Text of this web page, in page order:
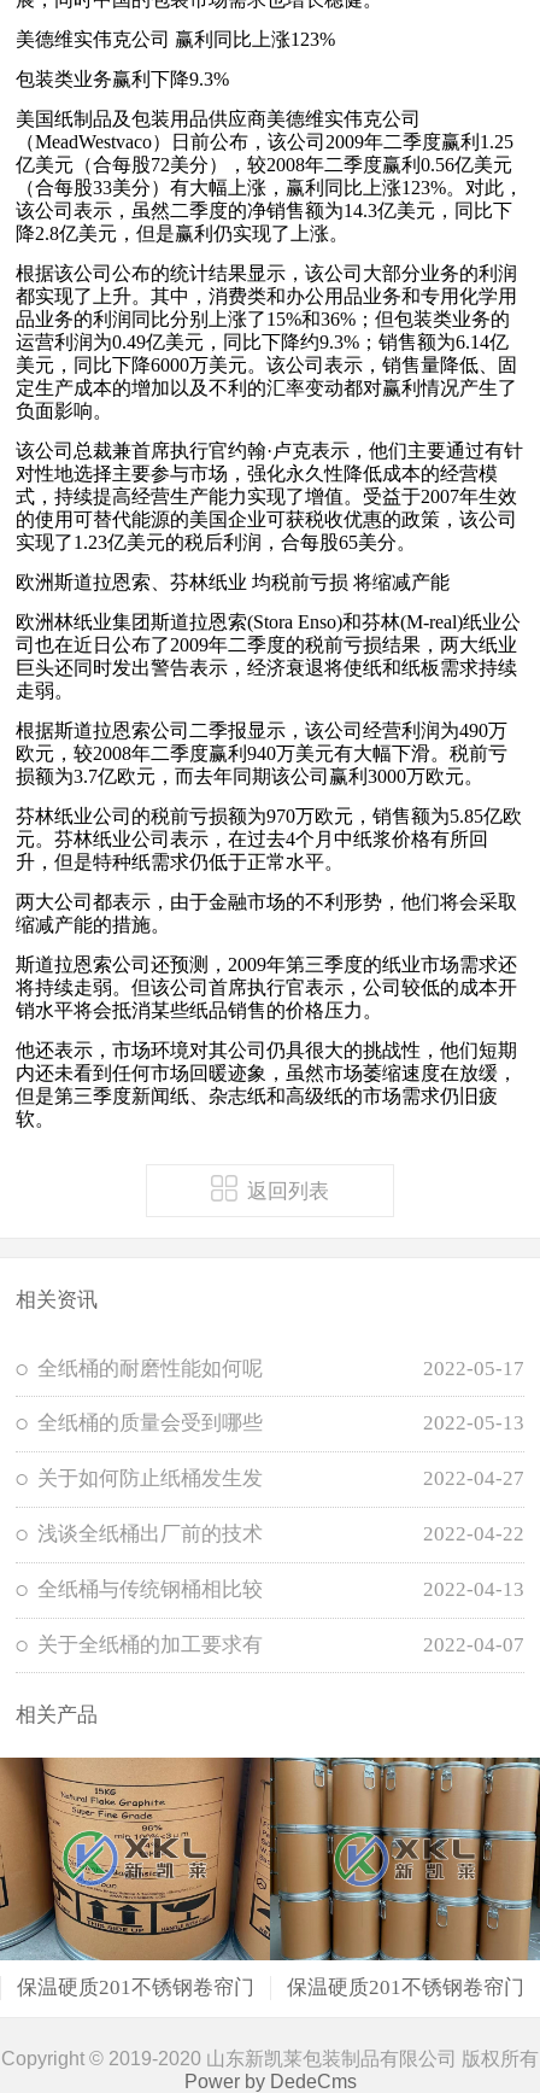
美德维实伟克公司 赢利同比上涨123%
包装类业务赢利下降9.3%
美国纸制品及包装用品供应商美德维实伟克公司
（MeadWestvaco）日前公布，该公司2009年二季度赢利1.25
亿美元（合每股72美分），较2008年二季度赢利0.56亿美元
（合每股33美分）有大幅上涨，赢利同比上涨123%。对此，
该公司表示，虽然二季度的净销售额为14.3亿美元，同比下
降2.8亿美元，但是赢利仍实现了上涨。
根据该公司公布的统计结果显示，该公司大部分业务的利润
都实现了上升。其中，消费类和办公用品业务和专用化学用
品业务的利润同比分别上涨了15%和36%；但包装类业务的
运营利润为0.49亿美元，同比下降约9.3%；销售额为6.14亿
美元，同比下降6000万美元。该公司表示，销售量降低、固
定生产成本的增加以及不利的汇率变动都对赢利情况产生了
负面影响。
该公司总裁兼首席执行官约翰·卢克表示，他们主要通过有针
对性地选择主要参与市场，强化永久性降低成本的经营模
式，持续提高经营生产能力实现了增值。受益于2007年生效
的使用可替代能源的美国企业可获税收优惠的政策，该公司
实现了1.23亿美元的税后利润，合每股65美分。
欧洲斯道拉恩索、芬林纸业 均税前亏损 将缩减产能
欧洲林纸业集团斯道拉恩索(Stora Enso)和芬林(M-real)纸业公
司也在近日公布了2009年二季度的税前亏损结果，两大纸业
巨头还同时发出警告表示，经济衰退将使纸和纸板需求持续
走弱。
根据斯道拉恩索公司二季报显示，该公司经营利润为490万
欧元，较2008年二季度赢利940万美元有大幅下滑。税前亏
损额为3.7亿欧元，而去年同期该公司赢利3000万欧元。
芬林纸业公司的税前亏损额为970万欧元，销售额为5.85亿欧
元。芬林纸业公司表示，在过去4个月中纸浆价格有所回
升，但是特种纸需求仍低于正常水平。
两大公司都表示，由于金融市场的不利形势，他们将会采取
缩减产能的措施。
斯道拉恩索公司还预测，2009年第三季度的纸业市场需求还
将持续走弱。但该公司首席执行官表示，公司较低的成本开
销水平将会抵消某些纸品销售的价格压力。
他还表示，市场环境对其公司仍具很大的挑战性，他们短期
内还未看到任何市场回暖迹象，虽然市场萎缩速度在放缓，
但是第三季度新闻纸、杂志纸和高级纸的市场需求仍旧疲
软。
返回列表
相关资讯
全纸桶的耐磨性能如何呢 2022-05-17
全纸桶的质量会受到哪些 2022-05-13
关于如何防止纸桶发生发 2022-04-27
浅谈全纸桶出厂前的技术 2022-04-22
全纸桶与传统钢桶相比较 2022-04-13
关于全纸桶的加工要求有 2022-04-07
相关产品
保温硬质201不锈钢卷帘门 保温硬质201不锈钢卷帘门
Copyright © 2019-2020 山东新凯莱包装制品有限公司 版权所有
Power by DedeCms